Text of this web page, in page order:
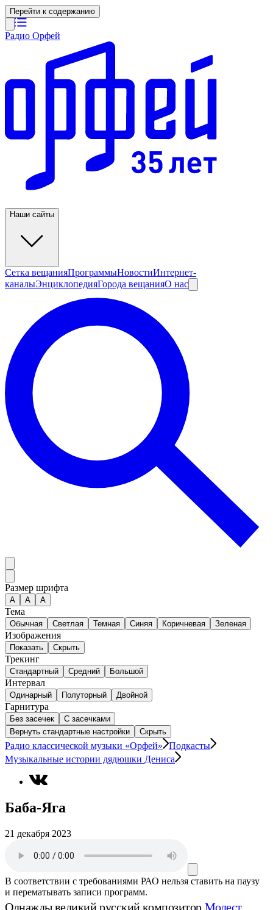
Перейти к содержанию
Радио Орфей
Наши сайты
Сетка вещанияПрограммыНовостиИнтернет-
каналыЭнциклопедияГорода вещанияО нас
Размер шрифта
А A A
Тема
Обычная Светлая Темная Синяя Коричневая Зеленая
Изображения
Показать Скрыть
Трекинг
Стандартный Средний Большой
Интервал
Одинарный Полуторный Двойной
Гарнитура
Без засечек
С засечками
Вернуть стандартные настройки
Скрыть
Радио классической музыки «Орфей»
Подкасты
Музыкальные истории дядюшки Дениса
Баба-Яга
21 декабря 2023
В соответствии с требованиями РАО нельзя ставить на паузу
и перематывать записи программ.
Однажды великий русский композитор Модест